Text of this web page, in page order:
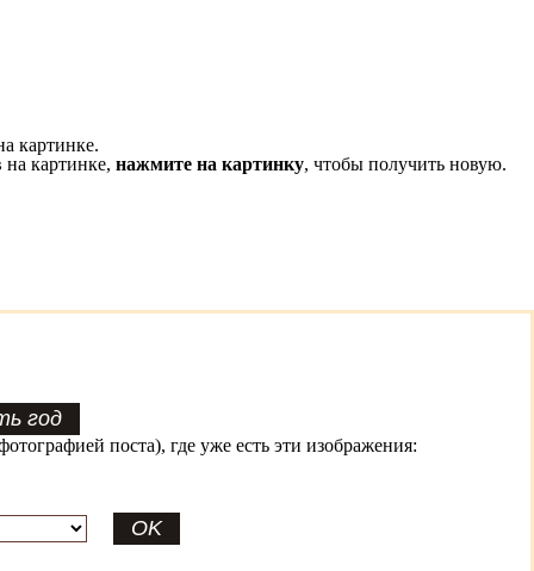
картинке.
картинке, нажмите на картинку, чтобы получить новую.
поста), где уже есть эти изображения: